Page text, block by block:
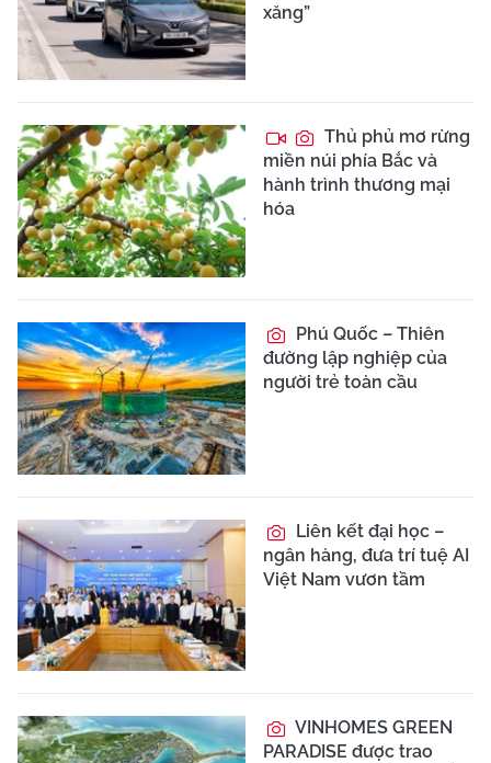
xăng”
Thủ phủ mơ rừng
miền núi phía Bắc và
hành trình thương mại
hóa
Phú Quốc – Thiên
đường lập nghiệp của
người trẻ toàn cầu
Liên kết đại học –
ngân hàng, đưa trí tuệ AI
Việt Nam vươn tầm
VINHOMES GREEN
PARADISE được trao